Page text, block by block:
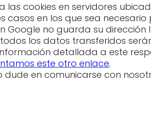
cookies en servidores
casos en los que sea necesario
no guarda su dirección
los datos transferidos
detallada a este
este otro enlace.
en comunicarse con